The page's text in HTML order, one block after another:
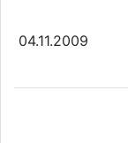
04.11.2009